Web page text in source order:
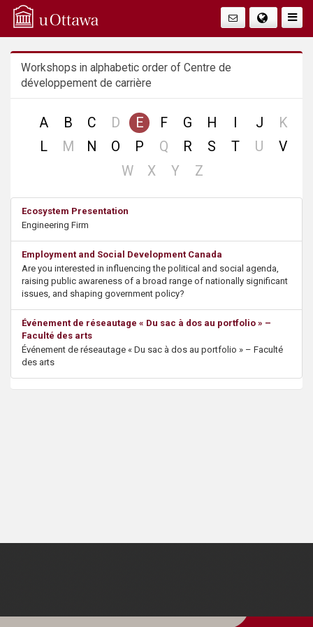
Q
u
Faire
Workshops in alphabetic order of Centre de
développement de carrière
A B C Dno
record
E F G H J Kno
L Mno
N O P Qno
record
R S T Uno
V
Wno
Xno
Yno
Zno
Ecosystem Presentation
Engineering Firm
Employment and Social Development Canada
Are you interested in influencing the political and social agenda,
raising public awareness of a broad range of nationally significant
issues, and shaping government policy?
Événement de réseautage « Du sac à dos au portfolio » –
Faculté des arts
Événement de réseautage « Du sac à dos au portfolio » – Faculté
des arts